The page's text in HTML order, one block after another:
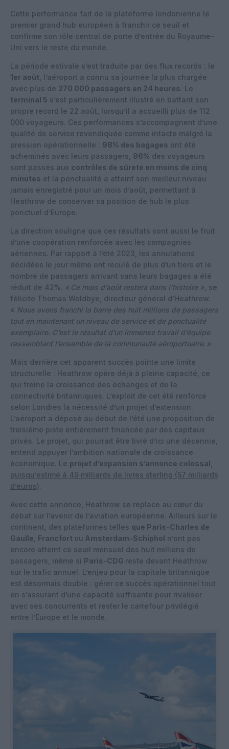
Cette performance fait de la plateforme londonienne le
premier grand hub européen à franchir ce seuil et
confirme son rôle central de porte d’entrée du Royaume-
Uni vers le reste du monde.
La période estivale s’est traduite par des flux records : le
1er août , l’aéroport a connu sa journée la plus chargée
avec plus de 270 000 passagers en 24 heures. Le
terminal 5 s’est particulièrement illustré en battant son
propre record le 22 août, lorsqu’il a accueilli plus de 112
000 voyageurs. Ces performances s’accompagnent d’une
qualité de service revendiquée comme intacte malgré la
pression opérationnelle : 98% des bagages ont été
acheminés avec leurs passagers, 96% des voyageurs
sont passés aux contrôles de sûreté en moins de cinq
minutes et la ponctualité a atteint son meilleur niveau
jamais enregistré pour un mois d’août, permettant à
Heathrow de conserver sa position de hub le plus
ponctuel d’Europe.
La direction souligne que ces résultats sont aussi le fruit
d’une coopération renforcée avec les compagnies
aériennes. Par rapport à l’été 2023, les annulations
décidées le jour même ont reculé de plus d’un tiers et le
nombre de passagers arrivant sans leurs bagages a été
réduit de 42%. « Ce mois d’août restera dans l’histoire », se
félicite Thomas Woldbye, directeur général d’Heathrow.
« Nous avons franchi la barre des huit millions de passagers
tout en maintenant un niveau de service et de ponctualité
exemplaire. C’est le résultat d’un immense travail d’équipe
rassemblant l’ensemble de la communauté aéroportuaire. »
Mais derrière cet apparent succès pointe une limite
structurelle : Heathrow opère déjà à pleine capacité, ce
qui freine la croissance des échanges et de la
connectivité britanniques. L’exploit de cet été renforce
selon Londres la nécessité d’un projet d’extension.
L’aéroport a déposé au début de l’été une proposition de
troisième piste entièrement financée par des capitaux
privés. Le projet, qui pourrait être livré d’ici une décennie,
entend appuyer l’ambition nationale de croissance
économique. Le projet d’expansion s’annonce colossal
puisqu’estimé à 49 milliards de livres sterling (57 milliards
d’euros).
Avec cette annonce, Heathrow se replace au cœur du
débat sur l’avenir de l’aviation européenne. Ailleurs sur le
continent, des plateformes telles que Paris-Charles de
Gaulle, Francfort ou Amsterdam-Schiphol n’ont pas
encore atteint ce seuil mensuel des huit millions de
passagers, même si Paris-CDG reste devant Heathrow
sur le trafic annuel. L’enjeu pour la capitale britannique
est désormais double : gérer ce succès opérationnel tout
en s’assurant d’une capacité suffisante pour rivaliser
avec ses concurrents et rester le carrefour privilégié
entre l’Europe et le monde.